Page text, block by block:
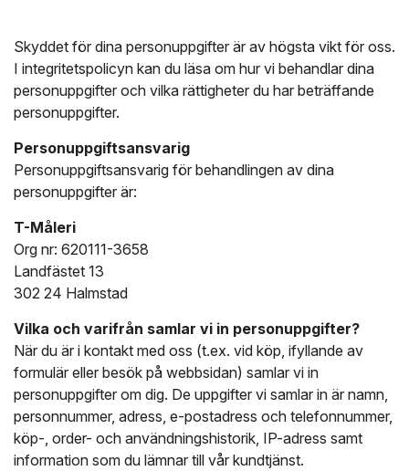
Skyddet för dina personuppgifter är av högsta vikt för oss.
I integritetspolicyn kan du läsa om hur vi behandlar dina
personuppgifter och vilka rättigheter du har beträffande
personuppgifter.
Personuppgiftsansvarig
Personuppgiftsansvarig för behandlingen av dina
personuppgifter är:
T-Måleri
Org nr: 620111-3658
Landfästet 13
302 24 Halmstad
Vilka och varifrån samlar vi in personuppgifter?
När du är i kontakt med oss (t.ex. vid köp, ifyllande av
formulär eller besök på webbsidan) samlar vi in
personuppgifter om dig. De uppgifter vi samlar in är namn,
personnummer, adress, e-postadress och telefonnummer,
köp-, order- och användningshistorik, IP-adress samt
information som du lämnar till vår kundtjänst.